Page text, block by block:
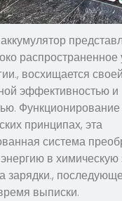
распространенное
восхищается своей
эффективностью и
принципах, эта
система
в
зарядки.,
выписки.